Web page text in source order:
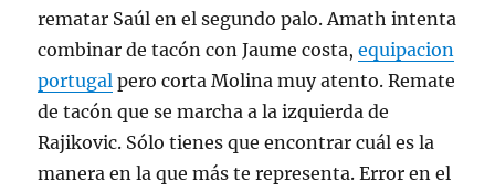
rematar Saúl en el segundo palo. Amath intenta
combinar de tacón con Jaume costa,equipacion
portugal pero corta Molina muy atento. Remate
de tacón que se marcha a la izquierda de
Rajikovic. Sólo tienes que encontrar cuál es la
manera en la que más te representa. Error en el